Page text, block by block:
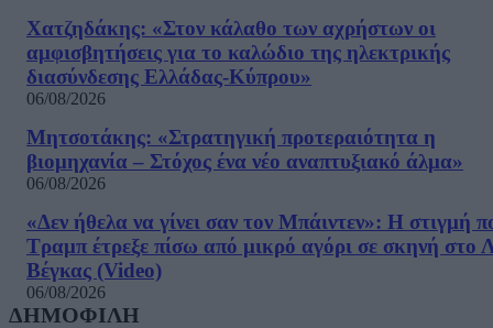
Χατζηδάκης: «Στον κάλαθο των αχρήστων οι
αμφισβητήσεις για το καλώδιο της ηλεκτρικής
διασύνδεσης Ελλάδας-Κύπρου»
06/08/2026
Μητσοτάκης: «Στρατηγική προτεραιότητα η
βιομηχανία – Στόχος ένα νέο αναπτυξιακό άλμα»
06/08/2026
«Δεν ήθελα να γίνει σαν τον Μπάιντεν»: Η στιγμή
Τραμπ έτρεξε πίσω από μικρό αγόρι σε σκηνή στο
Βέγκας (Video)
06/08/2026
ΔΗΜΟΦΙΛΗ